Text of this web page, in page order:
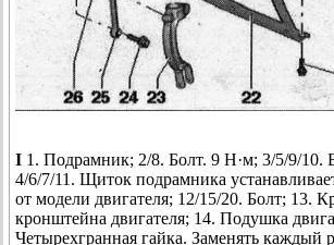
I 1. Подрамник; 2/8. Болт. 9 Н·м; 3/5/9/10.
4/6/7/11. Щиток подрамника
от модели двигателя; 12/15/20. Болт; 13.
кронштейна двигателя; 14. Подушка
Четырехгранная гайка. Заменять каждый